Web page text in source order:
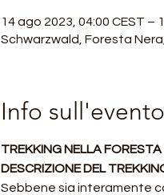
14 ago 2023, 04:00 CEST –
Schwarzwald, Foresta
Info sull'evento
TREKKING NELLA
DESCRIZIONE DEL
Sebbene sia interamente